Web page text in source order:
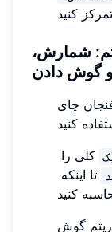
شمارش،
گوش دادن
چای
کلی را
تا اینکه
گوش